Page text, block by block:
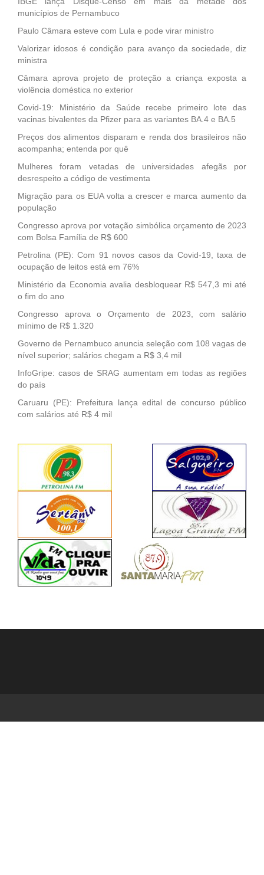
municípios de Pernambuco
Paulo Câmara esteve com Lula e pode virar ministro
Valorizar idosos é condição para avanço da sociedade, diz
ministra
Câmara aprova projeto de proteção a criança exposta a
violência doméstica no exterior
Covid-19: Ministério da Saúde recebe primeiro lote das
vacinas bivalentes da Pfizer para as variantes BA.4 e BA.5
Preços dos alimentos disparam e renda dos brasileiros não
acompanha; entenda por quê
Mulheres foram vetadas de universidades afegãs por
desrespeito a código de vestimenta
Migração para os EUA volta a crescer e marca aumento da
população
Congresso aprova por votação simbólica orçamento de 2023
com Bolsa Família de R$ 600
Petrolina (PE): Com 91 novos casos da Covid-19, taxa de
ocupação de leitos está em 76%
Ministério da Economia avalia desbloquear R$ 547,3 mi até
o fim do ano
Congresso aprova o Orçamento de 2023, com salário
mínimo de R$ 1.320
Governo de Pernambuco anuncia seleção com 108 vagas de
nível superior; salários chegam a R$ 3,4 mil
InfoGripe: casos de SRAG aumentam em todas as regiões
do país
Caruaru (PE): Prefeitura lança edital de concurso público
com salários até R$ 4 mil